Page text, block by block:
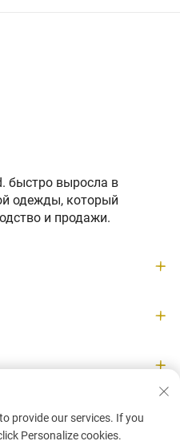
быстро выросла в
одежды, который
и продажи.
provide our services. If you
Personalize cookies.